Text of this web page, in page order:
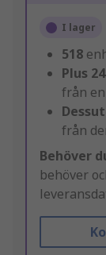
I lager
518
Plus
från
från
Behöver
behöver